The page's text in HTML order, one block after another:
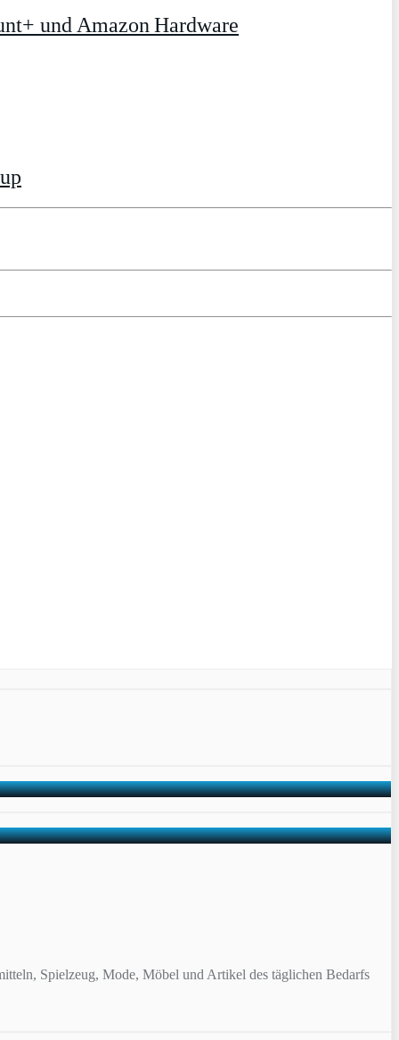
und Amazon Hardware
Spielzeug, Mode, Möbel und Artikel des täglichen Bedarfs